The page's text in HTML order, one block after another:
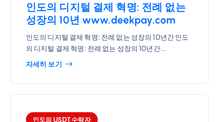
인도의 디지털 결제 혁명: 전례 없는
성장의 10년 www.deekpay.com
인도의 디지털 결제 혁명: 전례 없는 성장의 10년간 인도
의 디지털 결제 혁명: 전례 없는 성장의 10년간...
자세히 보기
인도의 USDT 수락자